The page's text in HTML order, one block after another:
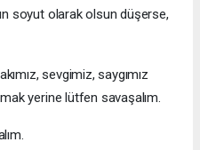
soyut olarak olsun düşerse,
sevgimiz, saygımız
yerine lütfen savaşalım.